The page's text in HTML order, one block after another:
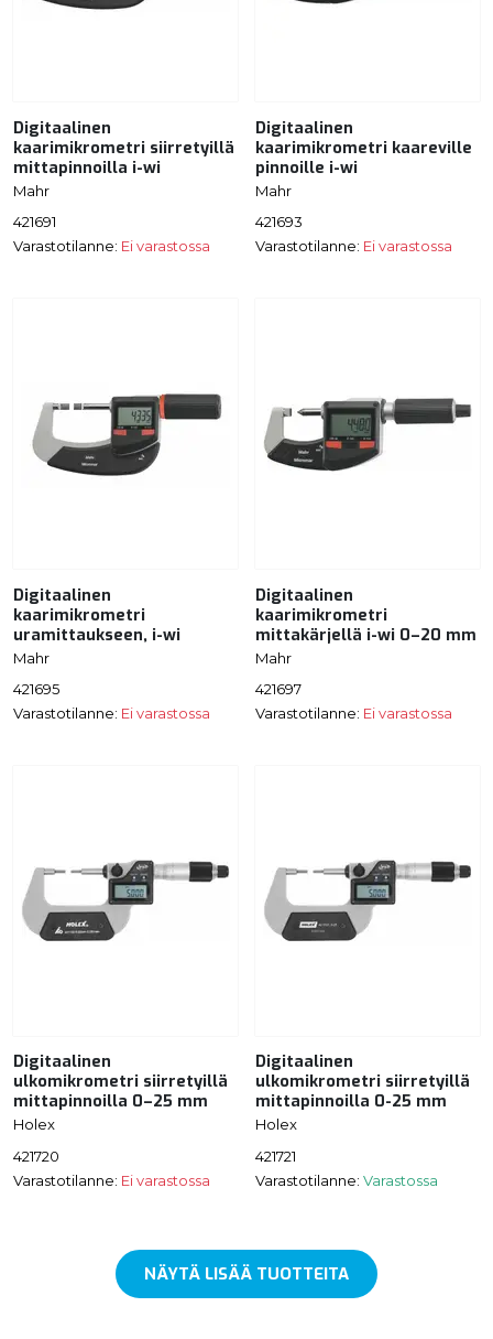
Digitaalinen
kaarimikrometri siirretyillä
mittapinnoilla i-wi
Mahr
421691
Varastotilanne: Ei varastossa
Digitaalinen
kaarimikrometri kaareville
pinnoille i-wi
Mahr
421693
Varastotilanne: Ei varastossa
Digitaalinen
kaarimikrometri
uramittaukseen, i-wi
Mahr
421695
Varastotilanne: Ei varastossa
Digitaalinen
kaarimikrometri
mittakärjellä i-wi 0–20 mm
Mahr
421697
Varastotilanne: Ei varastossa
Digitaalinen
ulkomikrometri siirretyillä
mittapinnoilla 0–25 mm
Holex
421720
Varastotilanne: Ei varastossa
Digitaalinen
ulkomikrometri siirretyillä
mittapinnoilla 0-25 mm
Holex
421721
Varastotilanne: Varastossa
NÄYTÄ LISÄÄ TUOTTEITA